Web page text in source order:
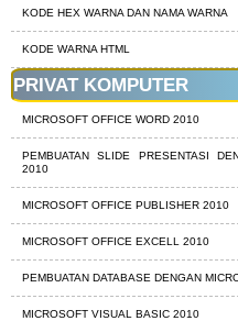
KODE HEX WARNA DAN NAMA WARNA
KODE WARNA HTML
PRIVAT KOMPUTER
MICROSOFT OFFICE WORD 2010
PEMBUATAN SLIDE PRESENTASI
2010
MICROSOFT OFFICE PUBLISHER 2010
MICROSOFT OFFICE EXCELL 2010
PEMBUATAN DATABASE DENGAN
MICROSOFT VISUAL BASIC 2010